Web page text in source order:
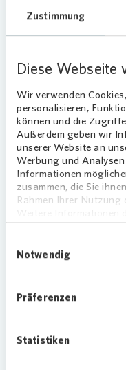
Zustimmung
Diese Webseite
Wir verwenden
personalisieren,
können und die
Außerdem geben wir
unserer Website an
Werbung und
Informationen
zusammen, die Sie
Rahmen Ihrer Nutzung
Notwendig
Präferenzen
Statistiken
in die
eingebaut.
„Bei unserer
modernen
erläutert Ralf
die 20.000
„Beispielsweise
Fahrradraum
Anschluss
Für den Neubau
erhalten bleiben.